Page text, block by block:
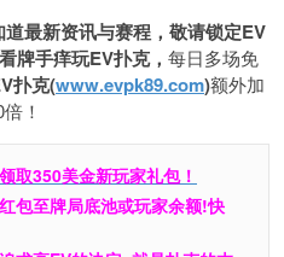
最新资讯与赛程， 敬请锁定EV
看牌手痒玩EV扑克， 每日多场免
扑克(www.evpk89.com)额外加
！
取350美金新玩家礼包！
包至牌局底池或玩家余额!快